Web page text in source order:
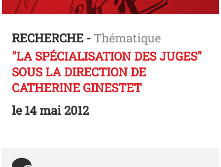
RECHERCHE - Thématique
"LA SPÉCIALISATION DES JUGES"
SOUS LA DIRECTION DE
CATHERINE GINESTET
le14 mai 2012